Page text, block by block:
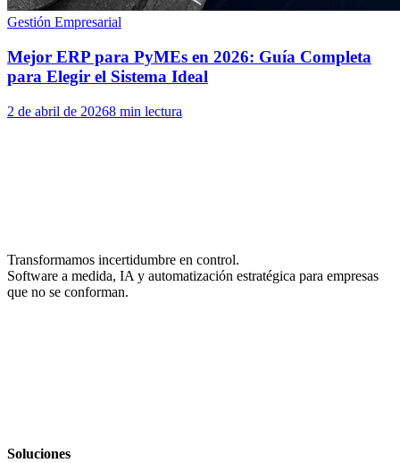
Gestión Empresarial
Mejor ERP para PyMEs en 2026: Guía Completa
para Elegir el Sistema Ideal
2 de abril de 20268 min lectura
Transformamos incertidumbre en control.
Software a medida, IA y automatización estratégica para empresas
que no se conforman.
Soluciones